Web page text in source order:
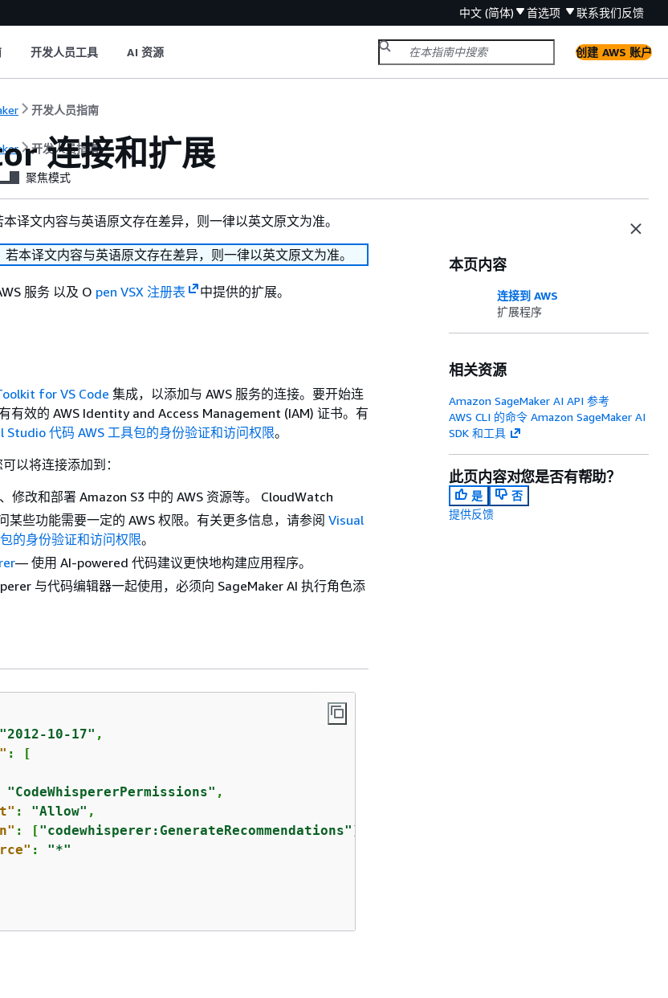
中文 (简体) 首选项 联系我们反馈
开发人员工具 AI 资源 创建 AWS 账户
开发人员指南
开发人员指南
连接和扩展
聚焦模式
译文内容与英语原文存在差异，则一律以英文原文为准。
本译文内容与英语原文存在差异，则一律以英文原文为准。
服务 以及 O pen VSX 注册表 中提供的扩展。
for VS Code 集成，以添加与 AWS 服务的连接。要开始连
有效的 AWS Identity and Access Management (IAM) 证书。有
Studio 代码 AWS 工具包的身份验证和访问权限。
以将连接添加到：
修改和部署 Amazon S3 中的 AWS 资源等。 CloudWatch
某些功能需要一定的 AWS 权限。有关更多信息，请参阅 Visual
的身份验证和访问权限。
— 使用 AI-powered 代码建议更快地构建应用程序。
与代码编辑器一起使用，必须向 SageMaker AI 执行角色添
"2012-10-17" ,
: [
"CodeWhispererPermissions" ,
: "Allow" ,
: ["codewhisperer:GenerateRecommendations" ],
: "*"
本页内容
连接到 AWS
扩展程序
相关资源
Amazon SageMaker AI API 参考
AWS CLI 的命令 Amazon SageMaker AI
SDK 和工具
此页内容对您是否有帮助？
是
否
提供反馈